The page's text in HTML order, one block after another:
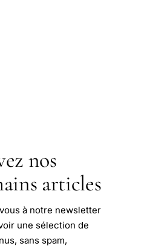
nos
articles
à notre newsletter
une sélection de
sans spam,